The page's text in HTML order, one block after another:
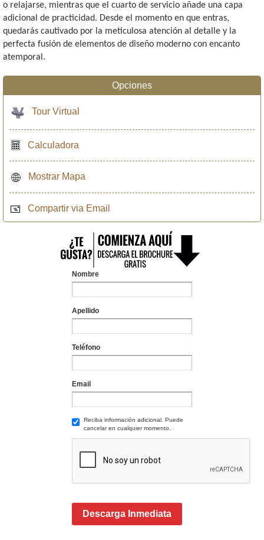
o relajarse, mientras que el cuarto de servicio añade una capa
adicional de practicidad. Desde el momento en que entras,
quedarás cautivado por la meticulosa atención al detalle y la
perfecta fusión de elementos de diseño moderno con encanto
atemporal.
Opciones
Tour Virtual
Calculadora
Mostrar Mapa
Compartir via Email
Nombre
Apellido
Teléfono
Email
Reciba información adicional. Puede
cancelar en cualquier momento.
Descarga Inmediata